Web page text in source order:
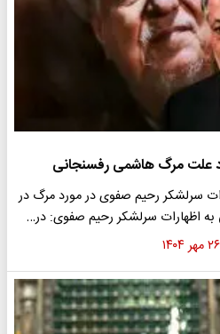
علت مرگ هاشمی رفسنجانی
سرلشکر رحیم صفوی در مورد مرگ در
اظهارات سرلشکر رحیم صفوی: در…
۲۶ مهر ۱۴۰۴